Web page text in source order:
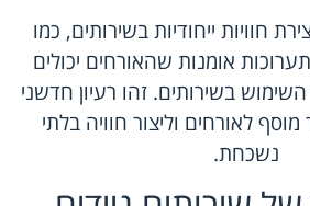
חוויות ייחודיות בשירותים, כמו
אומנות שהאורחים יכולים
בשירותים. זהו רעיון חדשני
לאורחים וליצור חוויה בלתי
נשכחת.